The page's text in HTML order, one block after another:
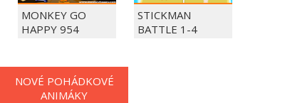
MONKEY GO
HAPPY 954
STICKMAN
BATTLE 1-4
NOVÉ POHÁDKOVÉ
ANIMÁKY